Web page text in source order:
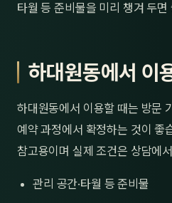
타월 등 준비물을 미리 챙겨 두면
하대원동에서 이
하대원동에서 이용할 때는 방문
예약 과정에서 확정하는 것이 좋
참고용이며 실제 조건은 상담에
관리 공간·타월 등 준비물